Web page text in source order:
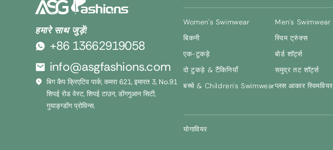
हमारे साथ जुड़ें!
+86 13662919058
info@asgfashions.com
बिग कैप क्रिएटिव पार्क, कमरा 621, इमारत 3, No.91
शिपई रोड वेस्ट, शिपई टाउन, डोंगगुआन सिटी,
गुयाङ्ग्डोंग प्रोविन्स.
Women's Swimwear
बिकनी
एक-टुकड़े
दो टुकड़े & टैंकिनियाँ
बच्चे & Children's Swimwear
Men's Swimwear
स्विम ट्रुंक्स
बोर्ड शॉर्ट्स
समुद्र तट शॉर्ट्स
प्लस आकार स्विमवियर
योगावियर